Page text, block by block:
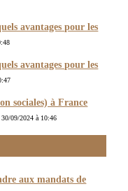
avantages pour les
avantages pour les
sociales) à France
09/2024 à 10:46
aux mandats de